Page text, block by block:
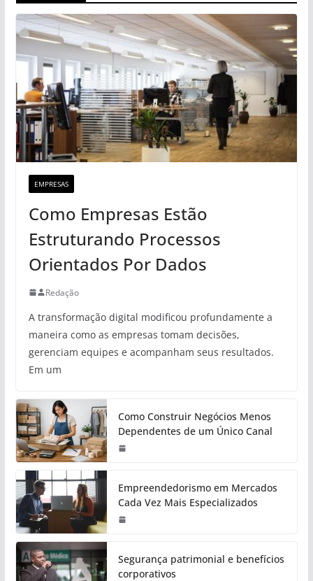
EMPRESAS
Como Empresas Estão
Estruturando Processos
Orientados Por Dados
Redação
A transformação digital modificou profundamente a
maneira como as empresas tomam decisões,
gerenciam equipes e acompanham seus resultados.
Em um
Como Construir Negócios Menos
Dependentes de um Único Canal
Empreendedorismo em Mercados
Cada Vez Mais Especializados
Segurança patrimonial e benefícios
corporativos